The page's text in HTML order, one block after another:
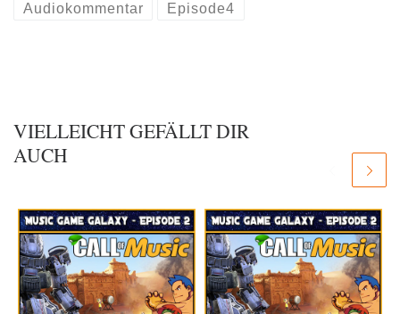
Audiokommentar Episode4
VIELLEICHT GEFÄLLT DIR
AUCH